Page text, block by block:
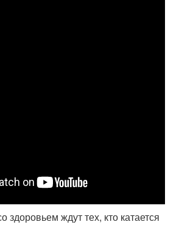
здоровьем ждут тех, кто катается